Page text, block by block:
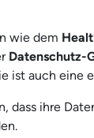
wie dem
Datenschutz-
ist auch eine
dass ihre